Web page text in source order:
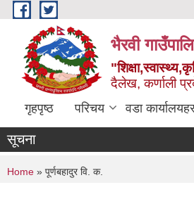
Skip to main content
भैरवी
दैलेख, कर्णाली
गृहपृष्ठ परिचय वडा
सूचना
You are here
Home » पूर्णबहादुर वि. क.